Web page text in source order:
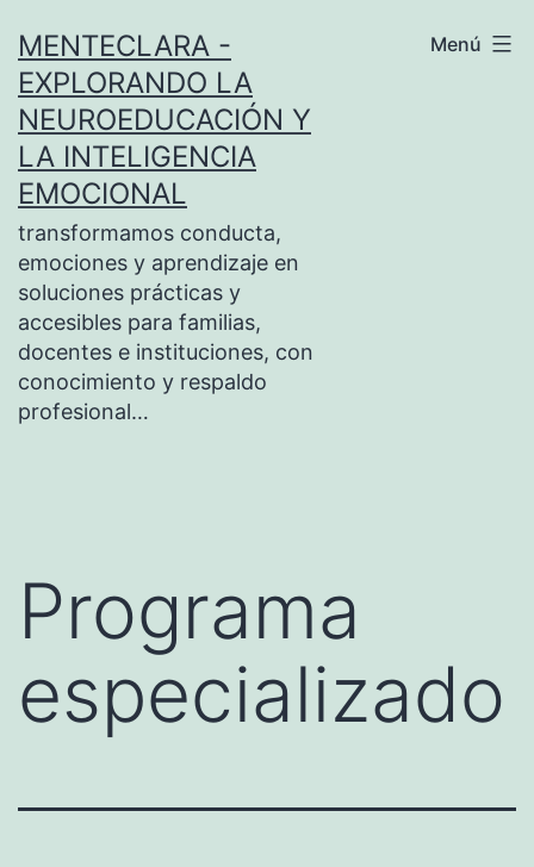
contenido
MENTECLARA -
EXPLORANDO LA
NEUROEDUCACIÓN Y
LA INTELIGENCIA
EMOCIONAL
transformamos conducta,
emociones y aprendizaje en
soluciones prácticas y
accesibles para familias,
docentes e instituciones, con
conocimiento y respaldo
profesional…
Menú
Programa
especializado